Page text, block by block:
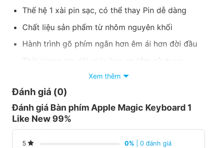
Thế hệ 1 xài pin sạc, có thể thay Pin dễ dàng
Chất liệu sản phẩm từ nhôm nguyên khối
Hành trình gõ phím ngắn hơn êm ái hơn đời đầu
Thời lượng pin dài giúp bạn an tâm sử dụng
Các dòng MacBook, IMac, Mac Mini, ….
Các dòng iPad
Các dòng laptop có kết nối Bluetooth
Xem thêm
Đánh giá (0)
Đánh giá Bàn phím Apple Magic Keyboard 1
Like New 99%
5 0% | 0 đánh giá